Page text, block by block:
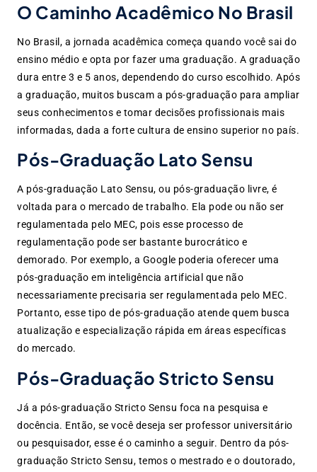
O Caminho Acadêmico No Brasil
No Brasil, a jornada acadêmica começa quando você sai do
ensino médio e opta por fazer uma graduação. A graduação
dura entre 3 e 5 anos, dependendo do curso escolhido. Após
a graduação, muitos buscam a pós-graduação para ampliar
seus conhecimentos e tomar decisões profissionais mais
informadas, dada a forte cultura de ensino superior no país.
Pós-Graduação Lato Sensu
A pós-graduação Lato Sensu, ou pós-graduação livre, é
voltada para o mercado de trabalho. Ela pode ou não ser
regulamentada pelo MEC, pois esse processo de
regulamentação pode ser bastante burocrático e
demorado. Por exemplo, a Google poderia oferecer uma
pós-graduação em inteligência artificial que não
necessariamente precisaria ser regulamentada pelo MEC.
Portanto, esse tipo de pós-graduação atende quem busca
atualização e especialização rápida em áreas específicas
do mercado.
Pós-Graduação Stricto Sensu
Já a pós-graduação Stricto Sensu foca na pesquisa e
docência. Então, se você deseja ser professor universitário
ou pesquisador, esse é o caminho a seguir. Dentro da pós-
graduação Stricto Sensu, temos o mestrado e o doutorado,